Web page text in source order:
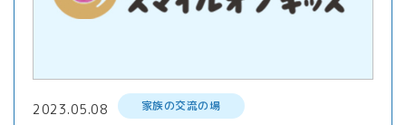
2023.05.08 家族の交流の場